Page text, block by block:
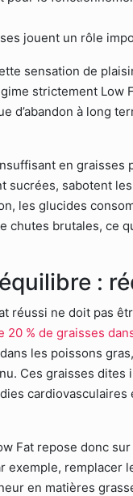
jouent un rôle
sensation de
strictement Low
d’abandon à long
en
sucrées, sabotent
les glucides
chutes brutales, ce
:
réussi ne doit pas
20 % de graisses
les poissons
Ces graisses
Fat repose donc
exemple, remplacer
en matières